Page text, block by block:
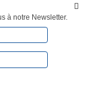

à notre Newsletter.